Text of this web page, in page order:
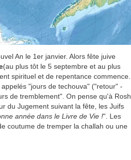
An le 1er janvier. Alors fête juive
(au plus tôt le 5 septembre et au plus
spirituel et de repentance commence.
"jours de techouva" ("retour" -
de tremblement". On pense qu'à Rosh
du Jugement suivant la fête, les Juifs
année dans le Livre de Vie !". Les
coutume de tremper la challah ou une